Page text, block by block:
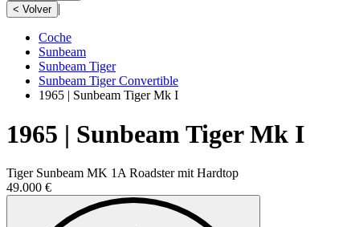
< Volver |
Coche
Sunbeam
Sunbeam Tiger
Sunbeam Tiger Convertible
1965 | Sunbeam Tiger Mk I
1965 | Sunbeam Tiger Mk I
Tiger Sunbeam MK 1A Roadster mit Hardtop
49.000 €